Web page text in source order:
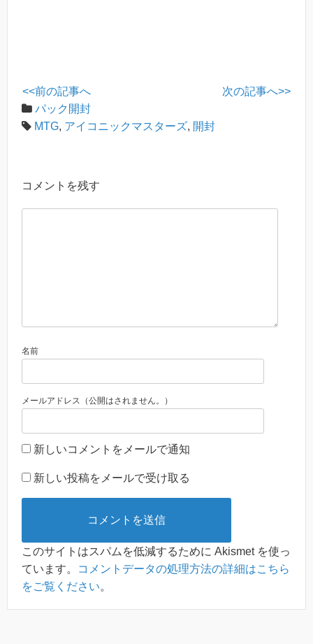
<<前の記事へ
次の記事へ>>
パック開封
MTG, アイコニックマスターズ, 開封
コメントを残す
名前
メールアドレス（公開はされません。）
新しいコメントをメールで通知
新しい投稿をメールで受け取る
このサイトはスパムを低減するために Akismet を使っ
ています。
コメントデータの処理方法の詳細はこちら
をご覧ください。